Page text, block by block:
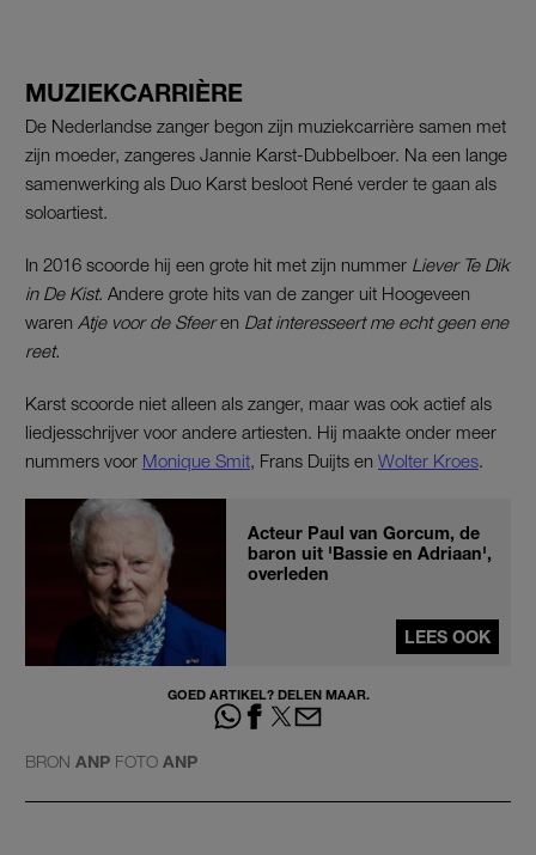
MUZIEKCARRIÈRE
De Nederlandse zanger begon zijn muziekcarrière samen met
zijn moeder, zangeres Jannie Karst-Dubbelboer. Na een lange
samenwerking als Duo Karst besloot René verder te gaan als
soloartiest.
In 2016 scoorde hij een grote hit met zijn nummer Liever Te Dik
in De Kist. Andere grote hits van de zanger uit Hoogeveen
waren Atje voor de Sfeeren Dat interesseert me echt geen ene
reet.
Karst scoorde niet alleen als zanger, maar was ook actief als
liedjesschrijver voor andere artiesten. Hij maakte onder meer
nummers voor Monique Smit, Frans Duijts en Wolter Kroes.
Acteur Paul van Gorcum, de
baron uit 'Bassie en Adriaan',
overleden
LEES OOK
GOED ARTIKEL? DELEN MAAR.
BRON ANP FOTO ANP